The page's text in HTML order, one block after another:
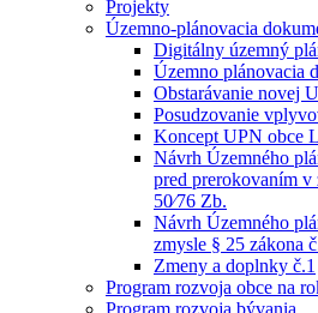
Projekty
Územno-plánovacia
Digitálny územný
Územno plánovacia
Obstarávanie novej
Posudzovanie
Koncept UPN obce
Návrh Územného
pred prerokovaním v
50⁄76 Zb.
Návrh Územného
zmysle § 25 zákona
Zmeny a doplnky č.1
Program rozvoja obce na
Program rozvoja bývania